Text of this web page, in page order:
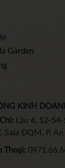
Garden
KINH
Lầu 4, 52-54-
Sala ĐQM, P.
Thoại: